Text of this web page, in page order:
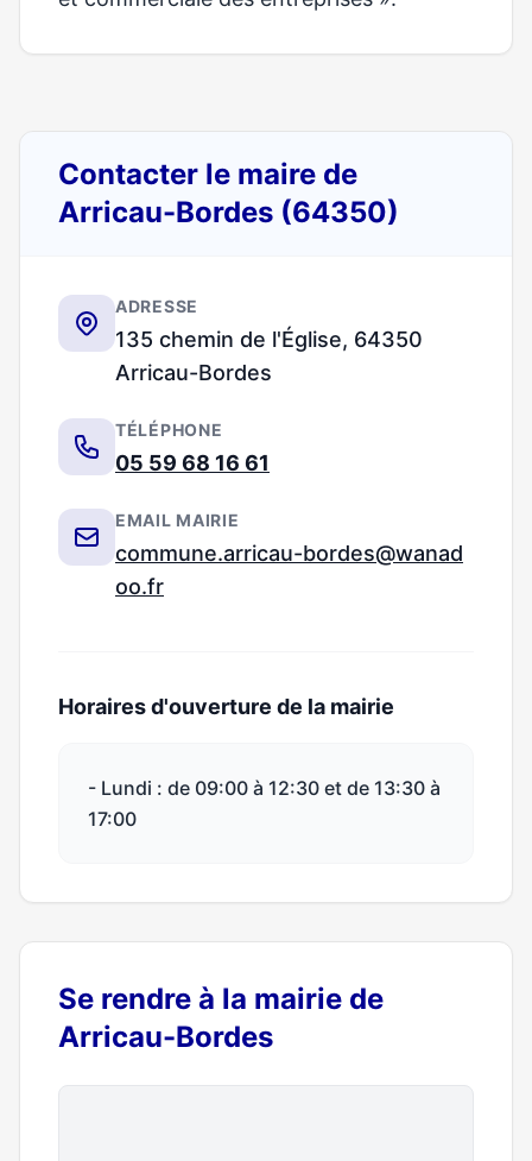
Contacter le maire de
Arricau-Bordes (64350)
ADRESSE
135 chemin de l'Église, 64350
Arricau-Bordes
TÉLÉPHONE
05 59 68 16 61
EMAIL MAIRIE
commune.arricau-bordes@wanad
oo.fr
Horaires d'ouverture de la mairie
- Lundi : de 09:00 à 12:30 et de 13:30 à
17:00
Se rendre à la mairie de
Arricau-Bordes